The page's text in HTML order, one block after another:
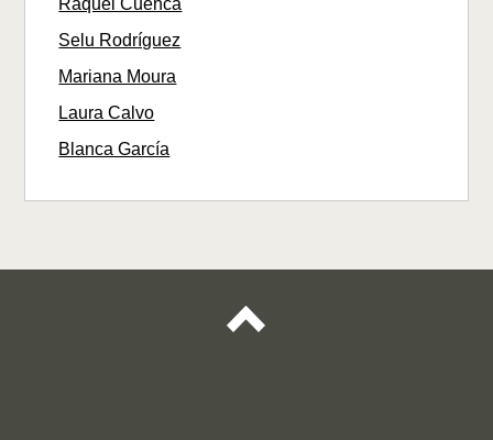
Selu Rodríguez
Mariana Moura
Laura Calvo
Blanca García